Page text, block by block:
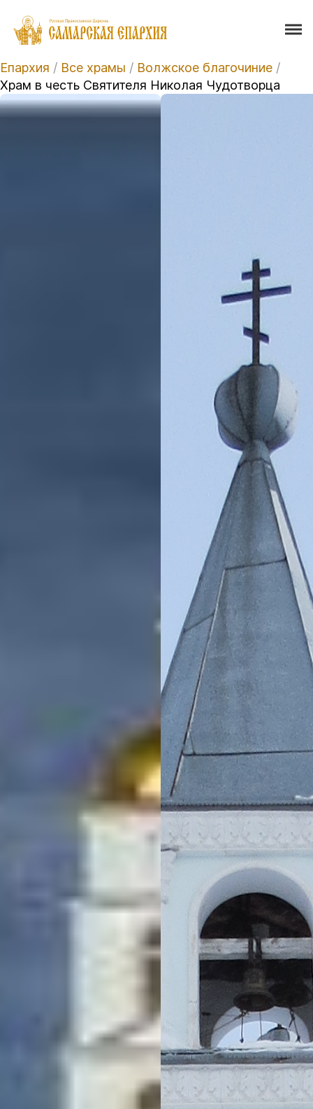
Епархия / Все храмы / Волжское благочиние /
Храм в честь Святителя Николая Чудотворца